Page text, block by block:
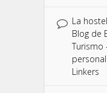
La
Blog de
Turismo
Linkers